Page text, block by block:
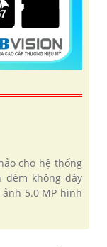
cho hệ thống
đêm không dây
5.0 MP hình